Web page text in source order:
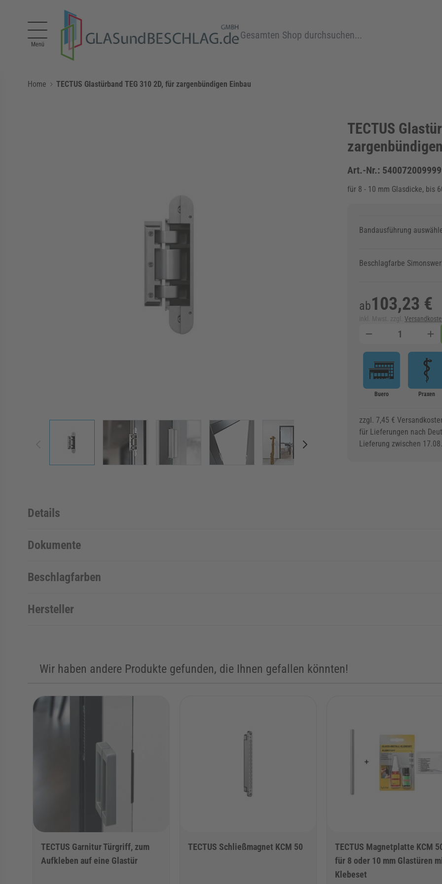
Menü
Home TECTUS Glastürband TEG 310 2D, für zargenbündigen Einbau
View larger image View larger imageView larger imageView larger image View larger imageView larger
TECTUS
Art.-Nr.:
für 8 - 10 mm Glasdicke, bis
Bandausführung
Beschlagfarbe
ab103,23 €
Buero Praxen
zzgl. 7,45 €
für Lieferungen nach
Lieferung zwischen
Details
Dokumente
Beschlagfarben
Hersteller
Wir haben andere Produkte gefunden, die Ihnen gefallen könnten!
Die Navigation durch die Elemente des Karussells ist mit der Tab-Taste möglich. Sie können das Karussell überspringen oder
Karussell überspringen
TECTUS Garnitur Türgriff, zum
Aufkleben auf eine Glastür
TECTUS Schließmagnet KCM 50
TECTUS Magnetplatte KCM
für 8 oder 10 mm Glastüren
Klebeset